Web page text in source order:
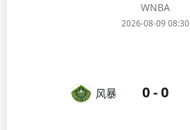
WNBA
2026-08-09 08:30
风暴 0 - 0